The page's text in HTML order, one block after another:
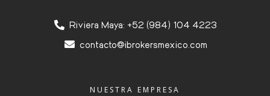
Riviera Maya: +52 (984) 104 4223
contacto@ibrokersmexico.com
NUESTRA EMPRESA